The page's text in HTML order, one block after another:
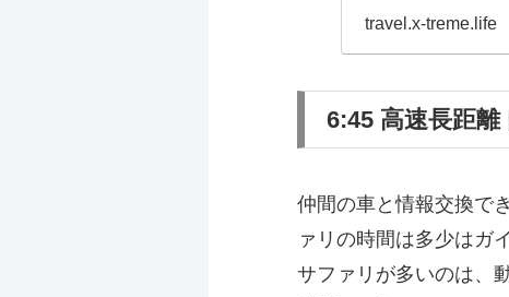
travel.x-treme.life
6:45 高速長距
仲間の車と情報交換で
ァリの時間は多少はガ
サファリが多いのは、